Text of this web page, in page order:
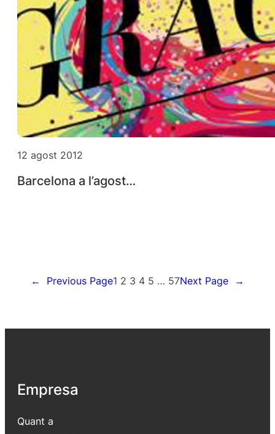
12 agost 2012
Barcelona a l’agost…
← Previous Page1 2 3 4 5 … 57Next Page →
Empresa
Quant a